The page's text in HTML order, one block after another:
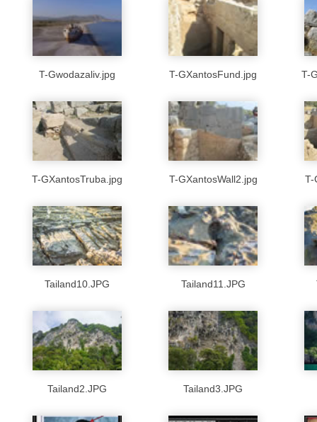
T-Gwodazaliv.jpg T-GXantosFund.jpg T-
T-GXantosTruba.jpg T-GXantosWall2.jpg T-
Tailand10.JPG Tailand11.JPG
Tailand2.JPG Tailand3.JPG